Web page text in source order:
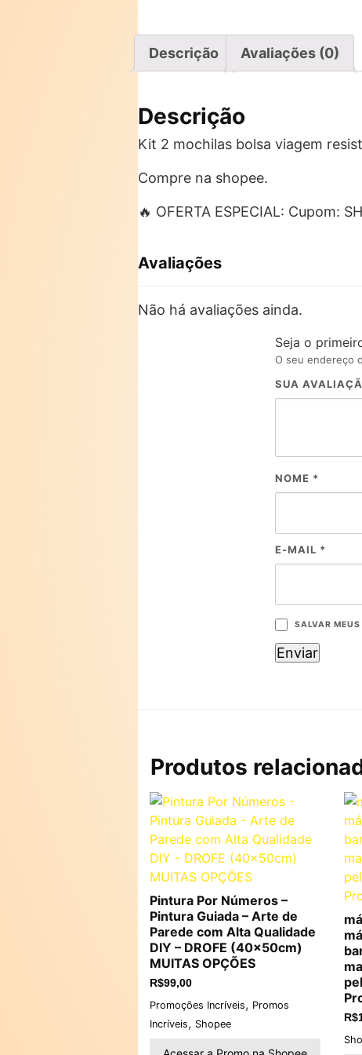
Descrição Avaliações (0)
Descrição
Kit 2 mochilas bolsa viagem
Compre na shopee.
🔥 OFERTA ESPECIAL: Cupom:
Avaliações
Não há avaliações ainda.
Seja o
O seu endereço
SUA
NOME *
E-MAIL *
SALVAR
Produtos
Pintura Por Números –
Pintura Guiada – Arte de
Parede com Alta Qualidade
DIY – DROFE (40x50cm)
MUITAS OPÇÕES
R$99,00
Promoções Incríveis, Promos
Incríveis, Shopee
R$